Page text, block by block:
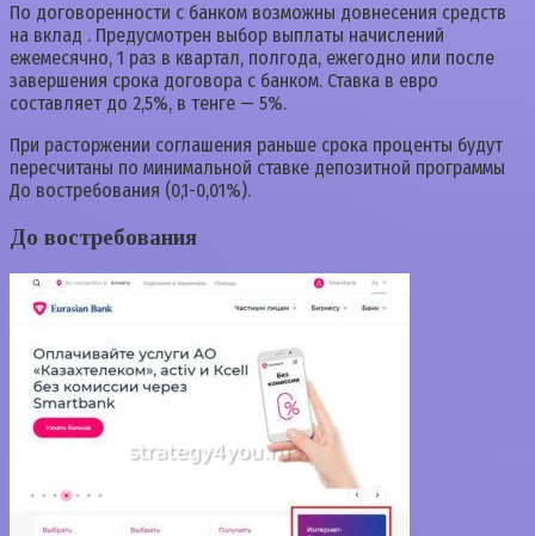
По договоренности с банком возможны довнесения средств
на вклад . Предусмотрен выбор выплаты начислений
ежемесячно, 1 раз в квартал, полгода, ежегодно или после
завершения срока договора с банком. Ставка в евро
составляет до 2,5%, в тенге — 5%.
При расторжении соглашения раньше срока проценты будут
пересчитаны по минимальной ставке депозитной программы
До востребования (0,1-0,01%).
До востребования